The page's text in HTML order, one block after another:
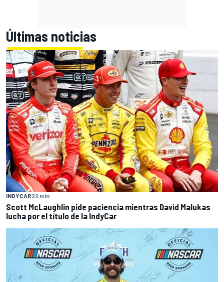
Últimas noticias
INDYCAR22 min
Scott McLaughlin pide paciencia mientras David Malukas
lucha por el título de la IndyCar